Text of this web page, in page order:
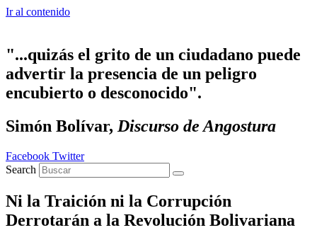
Ir al contenido
"...quizás el grito de un ciudadano puede
advertir la presencia de un peligro
encubierto o desconocido".
Simón Bolívar, Discurso de Angostura
Facebook Twitter
Search
Ni la Traición ni la Corrupción
Derrotarán a la Revolución Bolivariana